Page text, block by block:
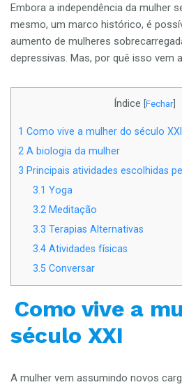
Embora a independência da mulher
mesmo, um marco histórico, é
aumento de mulheres
depressivas. Mas, por quê isso vem
Índice [Fechar]
1 Como vive a mulher do século XXI
2 A biologia da mulher
3 Principais atividades escolhidas
3.1 Yoga
3.2 Meditação
3.3 Terapias Alternativas
3.4 Atividades físicas
3.5 Conversar
Como vive a
século XXI
A mulher vem assumindo novos